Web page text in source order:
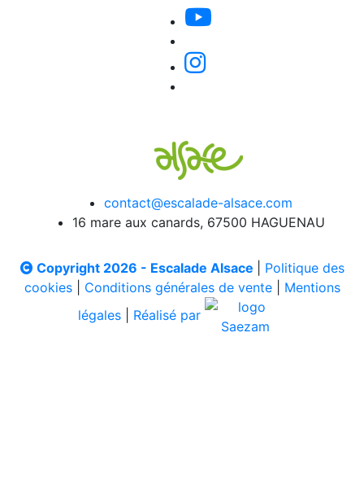
contact@escalade-alsace.com
16 mare aux canards, 67500 HAGUENAU
Copyright 2026 - Escalade Alsace
Politique des
cookies| Conditions générales de vente| Mentions
légales
Réalisé par